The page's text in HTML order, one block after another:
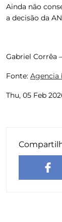
Ainda não
a decisão da
Gabriel Corrêa
Fonte: Agencia
Thu, 05 Feb